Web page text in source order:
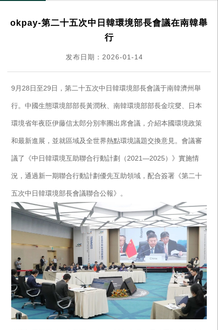
okpay-第二十五次中日韓環境部長會議在南韓舉
行
发布日期：2026-01-14
9月28日至29日，第二十五次中日韓環境部長會議于南韓濟州舉
行。中國生態環境部部長黃潤秋、南韓環境部部長金琓燮、日本
環境省年夜臣伊藤信太郎分別率團出席會議，介紹本國環境政策
和最新進展，並就區域及全世界熱點環境議題交換意見。會議審
議了《中日韓環境互助聯合行動計劃（2021—2025）》實施情
況，通過新一期聯合行動計劃優先互助領域，配合簽署《第二十
五次中日韓環境部長會議聯合公報》。